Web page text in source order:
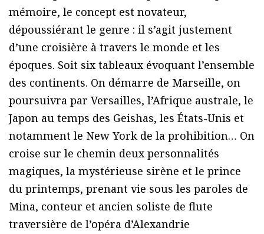
mémoire, le concept est novateur,
dépoussiérant le genre : il s’agit justement
d’une croisière à travers le monde et les
époques. Soit six tableaux évoquant l’ensemble
des continents. On démarre de Marseille, on
poursuivra par Versailles, l’Afrique australe, le
Japon au temps des Geishas, les États-Unis et
notamment le New York de la prohibition… On
croise sur le chemin deux personnalités
magiques, la mystérieuse sirène et le prince
du printemps, prenant vie sous les paroles de
Mina, conteur et ancien soliste de flute
traversière de l’opéra d’Alexandrie